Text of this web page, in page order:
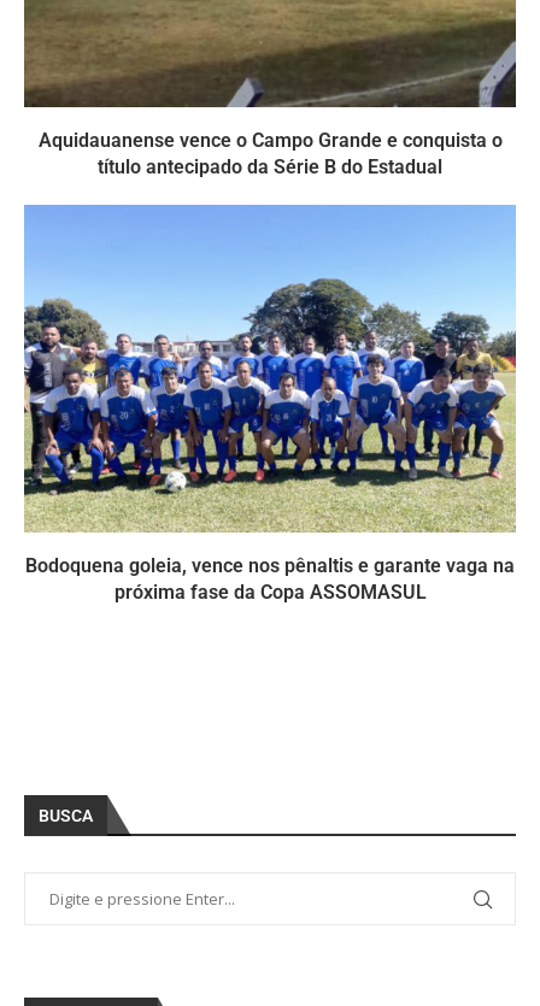
Aquidauanense vence o Campo Grande e conquista o
título antecipado da Série B do Estadual
Bodoquena goleia, vence nos pênaltis e garante vaga na
próxima fase da Copa ASSOMASUL
BUSCA